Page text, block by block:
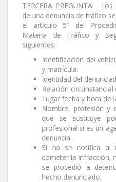
TERCERA PREGUNTA: Los
de una denuncia de tráfico
el artí­culo 5º del
Materia de Tráfico y
siguientes:
Identificación del
y matrí­cula.
Identidad del
Relación
Lugar fecha y hora de
Nombre, profesión y
que se sustituye
profesional si es un
denuncia.
Si no se notifica al
cometer la infracción,
se procedió a
hecho denunciado.